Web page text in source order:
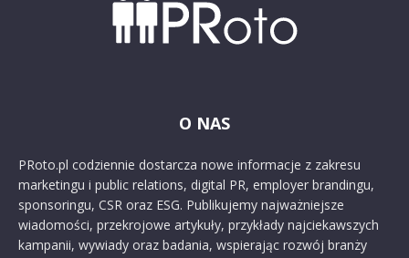
O NAS
PRoto.pl codziennie dostarcza nowe informacje z zakresu
marketingu i public relations, digital PR, employer brandingu,
sponsoringu, CSR oraz ESG. Publikujemy najważniejsze
wiadomości, przekrojowe artykuły, przykłady najciekawszych
kampanii, wywiady oraz badania, wspierając rozwój branży